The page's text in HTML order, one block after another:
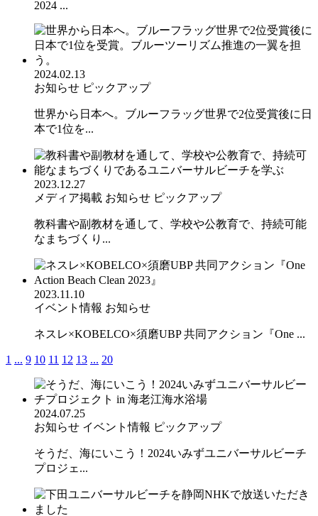
2024 ...
2024.02.13
お知らせ ピックアップ
世界から日本へ。ブルーフラッグ世界で2位受賞後に日
本で1位を...
2023.12.27
メディア掲載 お知らせ ピックアップ
教科書や副教材を通して、学校や公教育で、持続可能
なまちづくり...
2023.11.10
イベント情報 お知らせ
ネスレ×KOBELCO×須磨UBP 共同アクション『One ...
1 ... 9 10 11 12 13 ... 20
2024.07.25
お知らせ イベント情報 ピックアップ
そうだ、海にいこう！2024いみずユニバーサルビーチ
プロジェ...